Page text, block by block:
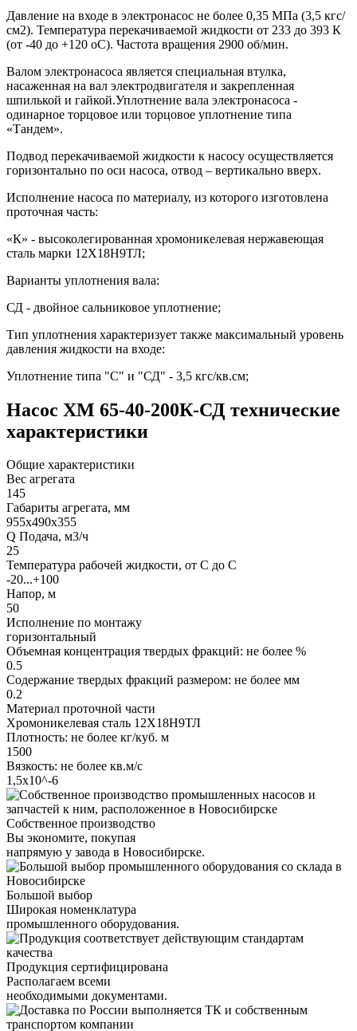
Давление на входе в электронасос не более 0,35 МПа (3,5 кгс/
см2). Температура перекачиваемой жидкости от 233 до 393 К
(от -40 до +120 оС). Частота вращения 2900 об/мин.
Валом электронасоса является специальная втулка,
насаженная на вал электродвигателя и закрепленная
шпилькой и гайкой.Уплотнение вала электронасоса -
одинарное торцовое или торцовое уплотнение типа
«Тандем».
Подвод перекачиваемой жидкости к насосу осуществляется
горизонтально по оси насоса, отвод – вертикально вверх.
Исполнение насоса по материалу, из которого изготовлена
проточная часть:
«К» - высоколегированная хромоникелевая нержавеющая
сталь марки 12Х18Н9ТЛ;
Варианты уплотнения вала:
СД - двойное сальниковое уплотнение;
Тип уплотнения характеризует также максимальный уровень
давления жидкости на входе:
Уплотнение типа "С" и "СД" - 3,5 кгс/кв.см;
Насос ХМ 65-40-200К-СД технические
характеристики
Общие характеристики
Вес агрегата
145
Габариты агрегата, мм
955х490х355
Q Подача, м3/ч
25
Температура рабочей жидкости, от С до С
-20...+100
Напор, м
50
Исполнение по монтажу
горизонтальный
Объемная концентрация твердых фракций: не более %
0.5
Содержание твердых фракций размером: не более мм
0.2
Материал проточной части
Хромоникелевая сталь 12Х18Н9ТЛ
Плотность: не более кг/куб. м
1500
Вязкость: не более кв.м/с
1,5х10^-6
Собственное производство
Вы экономите, покупая
напрямую у завода в Новосибирске.
Большой выбор
Широкая номенклатура
промышленного оборудования.
Продукция сертифицирована
Располагаем всеми
необходимыми документами.